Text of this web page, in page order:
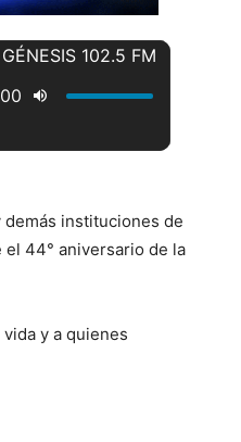
instituciones de
44° aniversario de la
y a quienes